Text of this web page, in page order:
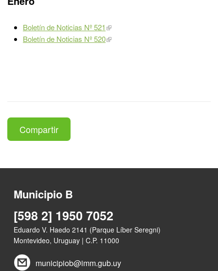
Boletín de Noticias Nº 521
Boletín de Noticias Nº 520
Compartir
Municipio B
[598 2] 1950 7052
Eduardo V. Haedo 2141 (Parque Líber Seregni)
Montevideo, Uruguay | C.P. 11000
municipiob@imm.gub.uy